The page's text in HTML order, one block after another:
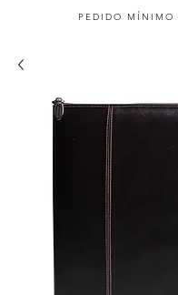
PEDIDO MÍNIMO